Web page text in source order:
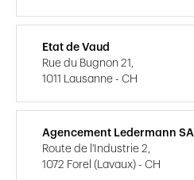
Etat de Vaud
Rue du Bugnon 21,
1011 Lausanne - CH
Agencement Ledermann SA
Route de l'Industrie 2,
1072 Forel (Lavaux) - CH